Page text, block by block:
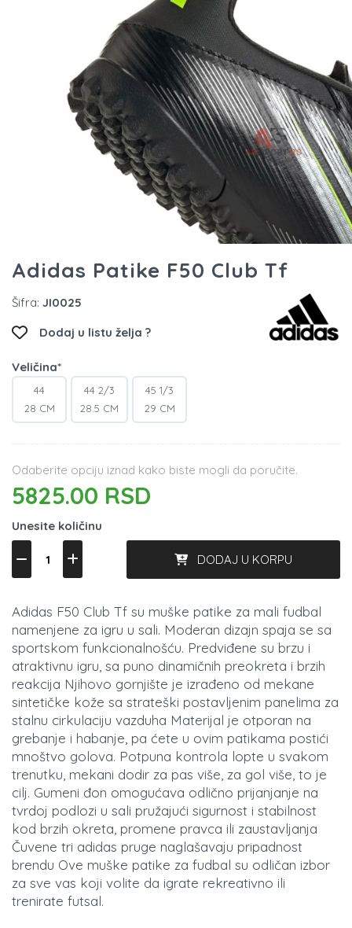
Adidas Patike F50 Club Tf
Šifra: JI0025
Dodaj u listu želja ?
Veličina*
44
28 CM
44 2/3
28.5 CM
45 1/3
29 CM
Odaberite opciju iznad kako biste mogli da poručite.
5825.00 RSD
Unesite količinu
DODAJ U KORPU
Adidas F50 Club Tf su muške patike za mali fudbal
namenjene za igru u sali. Moderan dizajn spaja se sa
sportskom funkcionalnošću. Predviđene su brzu i
atraktivnu igru, sa puno dinamičnih preokreta i brzih
reakcija Njihovo gornjište je izrađeno od mekane
sintetičke kože sa strateški postavljenim panelima za
stalnu cirkulaciju vazduha Materijal je otporan na
grebanje i habanje, pa ćete u ovim patikama postići
mnoštvo golova. Potpuna kontrola lopte u svakom
trenutku, mekani dodir za pas više, za gol više, to je
cilj. Gumeni đon omogućava odlično prijanjanje na
tvrdoj podlozi u sali pružajući sigurnost i stabilnost
kod brzih okreta, promene pravca ili zaustavljanja
Čuvene tri adidas pruge naglašavaju pripadnost
brendu Ove muške patike za fudbal su odličan izbor
za sve vas koji volite da igrate rekreativno ili
trenirate futsal.